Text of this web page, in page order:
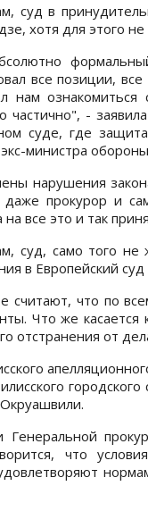
суд в
хотя для этого
все позиции,
нам ознакомиться
частично", -
суде, где
министра
нарушения
даже прокурор и
на все это и так
суд, само того не
в Европейский
считают, что по
Что же
отстранения от
Генеральной
что